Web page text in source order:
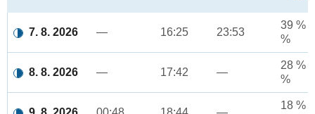
7. 8. 2026 — 16:25 23:53
39 %
%
8. 8. 2026 — 17:42 —
28 %
%
18 %